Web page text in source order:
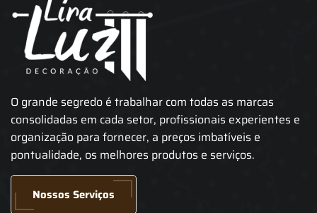
O grande segredo é trabalhar com todas as marcas
consolidadas em cada setor, profissionais experientes e
organização para fornecer, a preços imbatíveis e
pontualidade, os melhores produtos e serviços.
Nossos Serviços